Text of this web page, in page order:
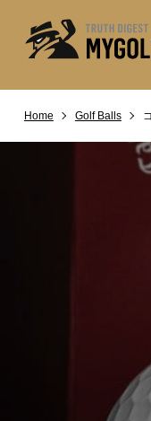
Home Golf Balls
MOST WANTED
NEW RELEASES
ゴル
ドラ
FAIRWAY